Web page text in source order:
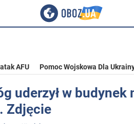
AFU Pomoc Wojskowa Dla
uderzył w budynek
Zdjęcie